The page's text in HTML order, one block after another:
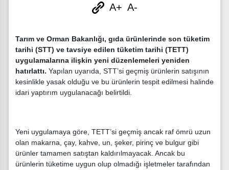
A+ A-
Tarım ve Orman Bakanlığı, gıda ürünlerinde son tüketim
tarihi (STT) ve tavsiye edilen tüketim tarihi (TETT)
uygulamalarına ilişkin yeni düzenlemeleri yeniden
hatırlattı. Yapılan uyarıda, STT’si geçmiş ürünlerin satışının
kesinlikle yasak olduğu ve bu ürünlerin tespit edilmesi halinde
idari yaptırım uygulanacağı belirtildi.
Yeni uygulamaya göre, TETT’si geçmiş ancak raf ömrü uzun
olan makarna, çay, kahve, un, şeker, pirinç ve bulgur gibi
ürünler tamamen satıştan kaldırılmayacak. Ancak bu
ürünlerin tüketime uygun olup olmadığı işletmeler tarafından